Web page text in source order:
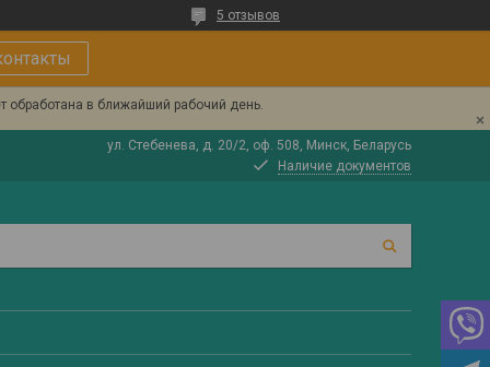
5 отзывов
обработана в ближайший рабочий день.
ул. Стебенева, д. 20/2, оф. 508, Минск, Беларусь
Наличие документов